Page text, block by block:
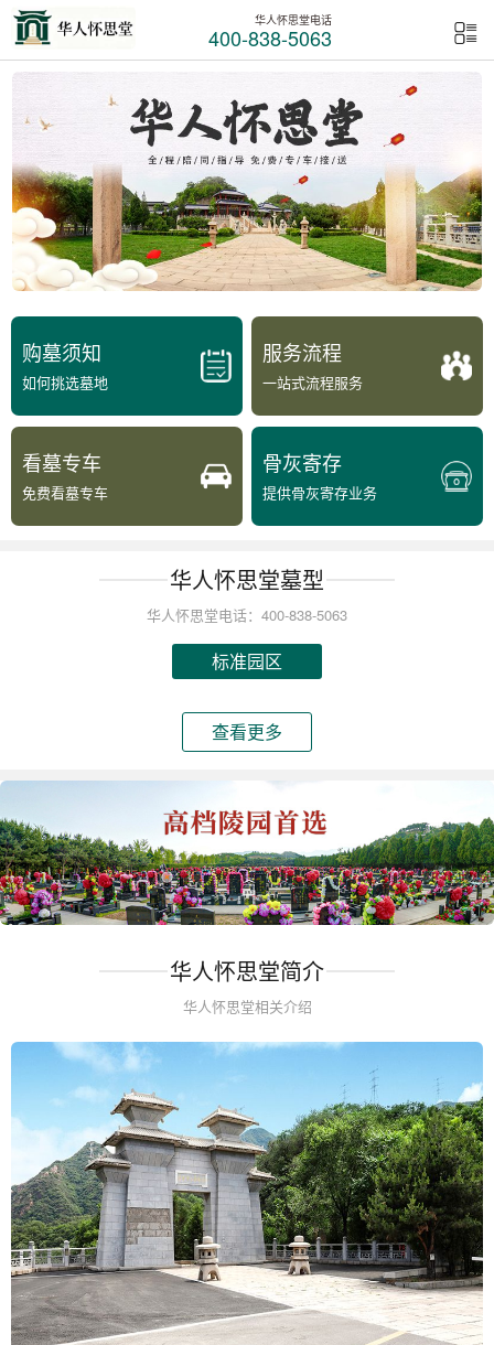
华人怀思堂电话
400-838-5063
购墓须知
如何挑选墓地
服务流程
一站式流程服务
看墓专车
免费看墓专车
骨灰寄存
提供骨灰寄存业务
华人怀思堂墓型
华人怀思堂电话：400-838-5063
标准园区
查看更多
华人怀思堂简介
华人怀思堂相关介绍